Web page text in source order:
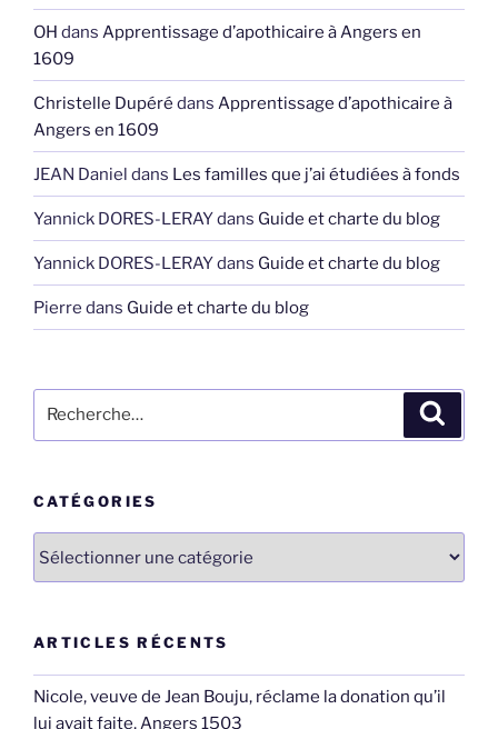
OH dans Apprentissage d’apothicaire à Angers en
1609
Christelle Dupéré dans Apprentissage d’apothicaire à
Angers en 1609
JEAN Daniel dans Les familles que j’ai étudiées à fonds
Yannick DORES-LERAYdans Guide et charte du blog
Yannick DORES-LERAYdans Guide et charte du blog
Pierre dans Guide et charte du blog
pour
CATÉGORIES
ARTICLES RÉCENTS
Nicole, veuve de Jean Bouju, réclame la donation qu’il
lui avait faite, Angers 1503